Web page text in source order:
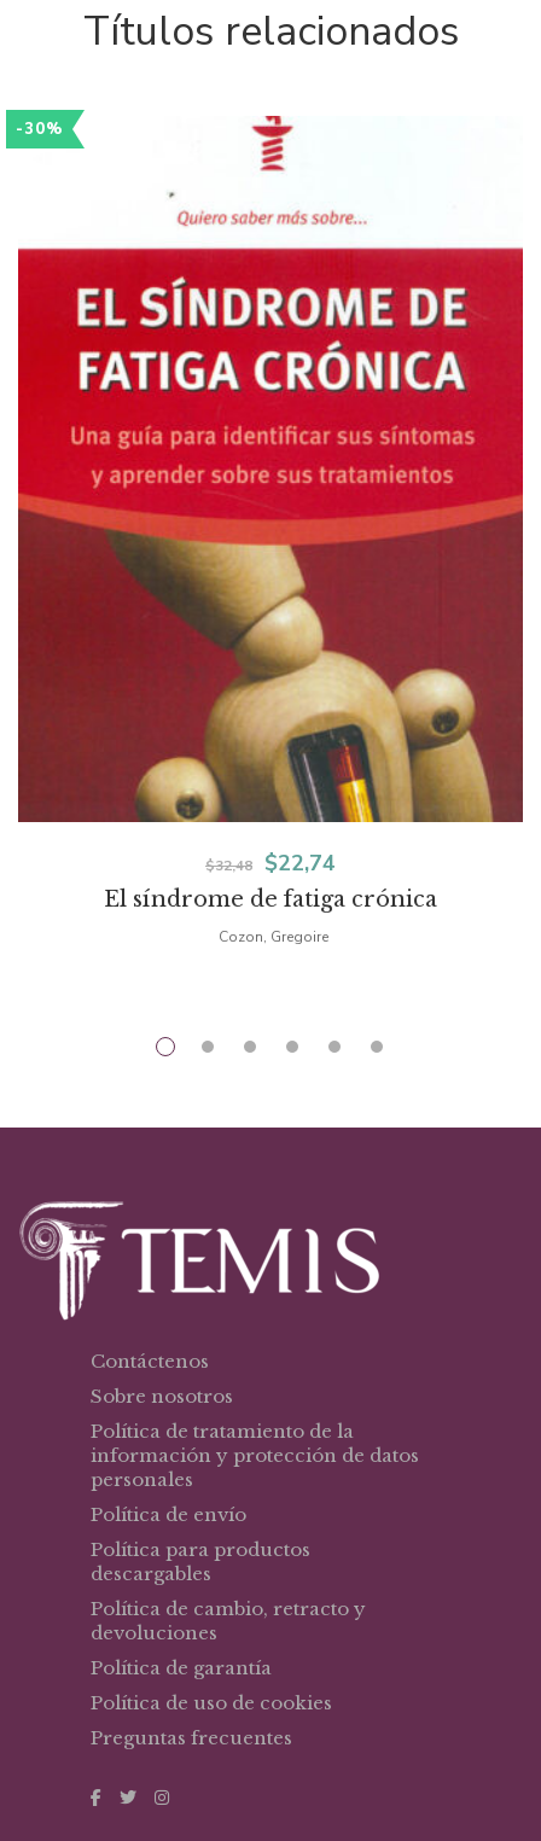
Títulos relacionados
-30%
El síndrome de fatiga crónica
$32,48
El
precio
original
$32,48.
$22,74
precio
$22,74.
Cozon, Gregoire
Contáctenos
Sobre nosotros
Política de tratamiento de la
información y protección de datos
personales
Política de envío
Política para productos
descargables
Política de cambio, retracto y
devoluciones
Política de garantía
Política de uso de cookies
Preguntas frecuentes